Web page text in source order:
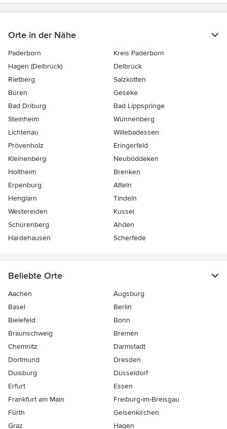
Orte in der Nähe
Paderborn
Kreis Paderborn
Hagen (Delbrück)
Delbrück
Rietberg
Salzkotten
Büren
Geseke
Bad Driburg
Bad Lippspringe
Steinheim
Wünnenberg
Lichtenau
Willebadessen
Prövenholz
Eringerfeld
Kleinenberg
Neuböddeken
Holtheim
Brenken
Erpenburg
Atteln
Henglarn
Tindeln
Westereiden
Kussel
Schürenberg
Ahden
Hardehausen
Scherfede
Beliebte Orte
Aachen
Augsburg
Basel
Berlin
Bielefeld
Bonn
Braunschweig
Bremen
Chemnitz
Darmstadt
Dortmund
Dresden
Duisburg
Düsseldorf
Erfurt
Essen
Frankfurt am Main
Freiburg-im-Breisgau
Fürth
Gelsenkirchen
Graz
Hagen